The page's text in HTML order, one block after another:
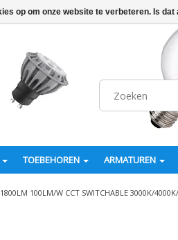
TOEBEHOREN ARMATUREN
100LM/W CCT SWITCHABLE 3000K/
op om onze website te verbeteren. Is dat